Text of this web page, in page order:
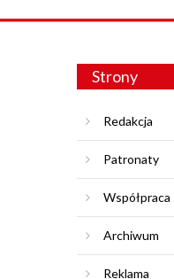
Strony
Redakcja
Patronaty
Współpraca
Archiwum
Reklama